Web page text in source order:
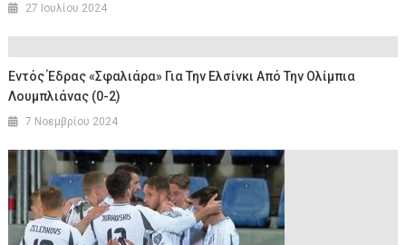
27 Ιουλίου 2024
Εντός Έδρας «σφαλιάρα» Για Την Ελσίνκι Από Την Ολίμπια
Λουμπλιάνας (0-2)
7 Νοεμβρίου 2024